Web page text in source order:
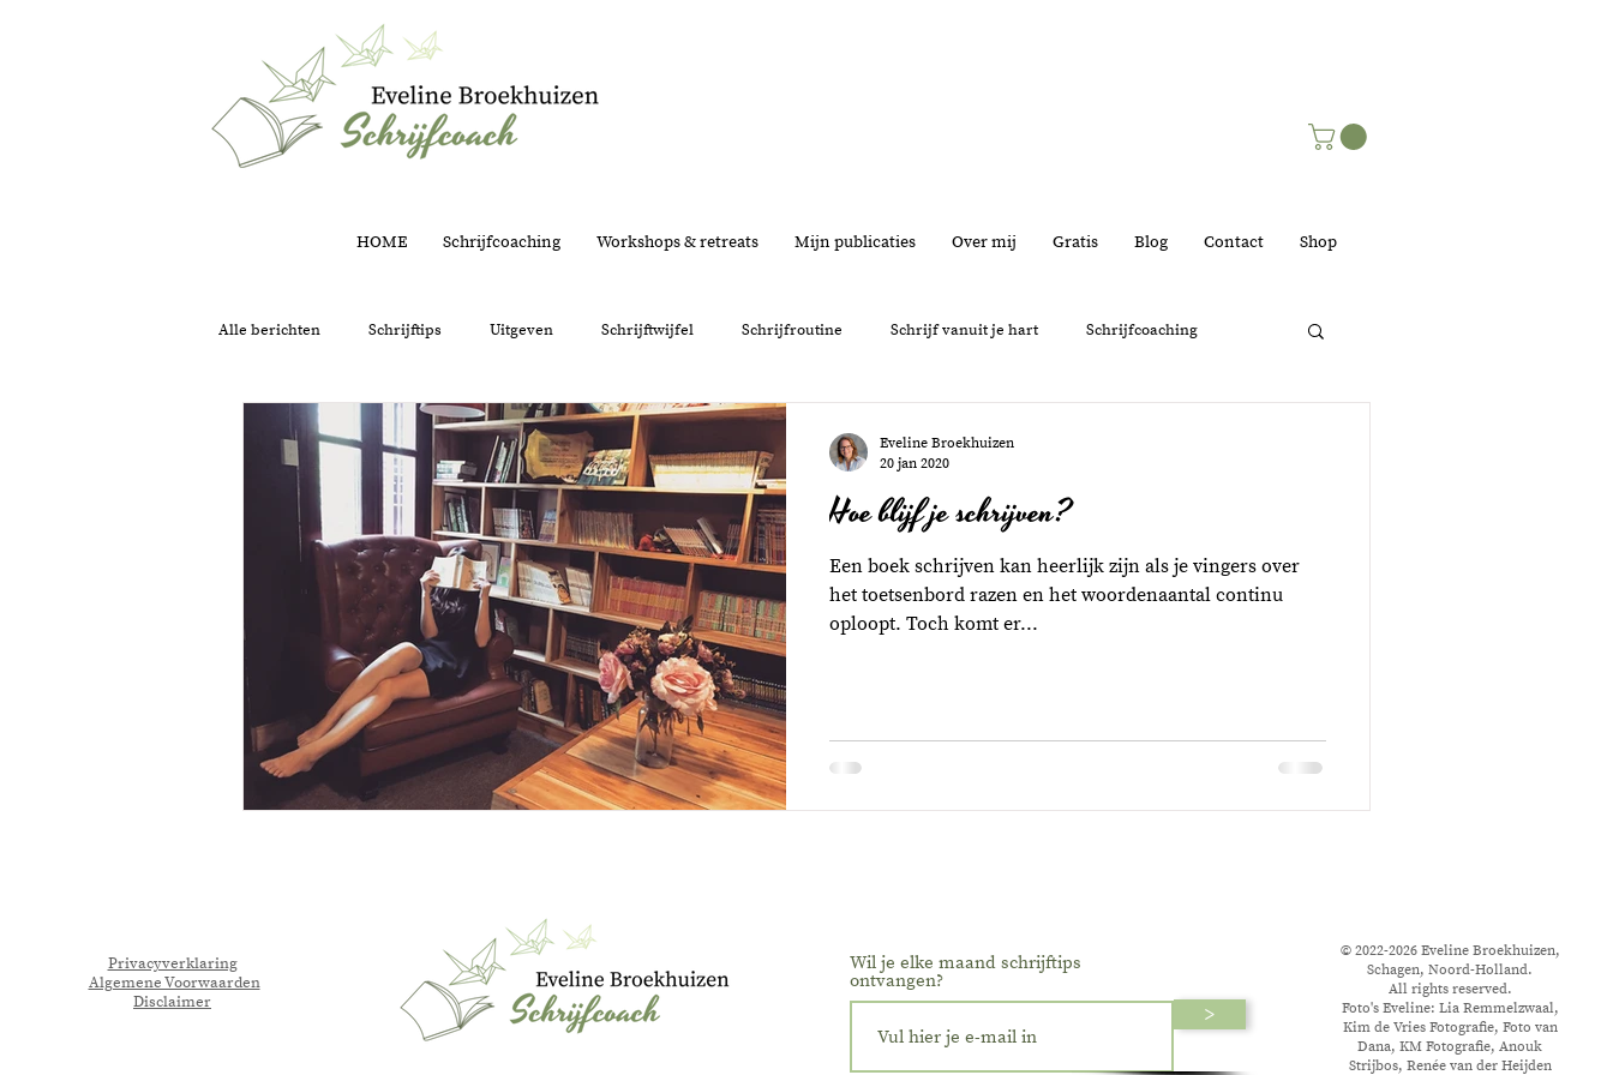
HOME Schrijfcoaching Workshops & retreats Mijn publicaties Over mij Gratis Blog Contact Shop
Alle berichten Schrijftips Uitgeven Schrijftwijfel Schrijfroutine Schrijf vanuit je hart Schrijfcoaching
Structuur Intuïtie Ondernemen Interview Feedback
Hoe blijf je schrijven?
Een boek schrijven kan heerlijk zijn als je vingers over
het toetsenbord razen en het woordenaantal continu
oploopt. Toch komt er...
Eveline Broekhuizen
20 jan 2020
Privacyverklaring
Algemene Voorwaarden
Disclaimer
Wil je elke maand schrijftips
ontvangen?
>
© 2022-2026 Eveline Broekhuizen,
Schagen, Noord-Holland.
All rights reserved.
Foto's Eveline: Lia Remmelzwaal,
Kim de Vries Fotografie, Foto van
Dana, KM Fotografie, Anouk
Strijbos, Renée van der Heijden